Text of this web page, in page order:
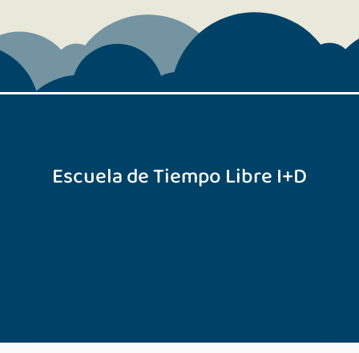
Escuela de Tiempo Libre I+D